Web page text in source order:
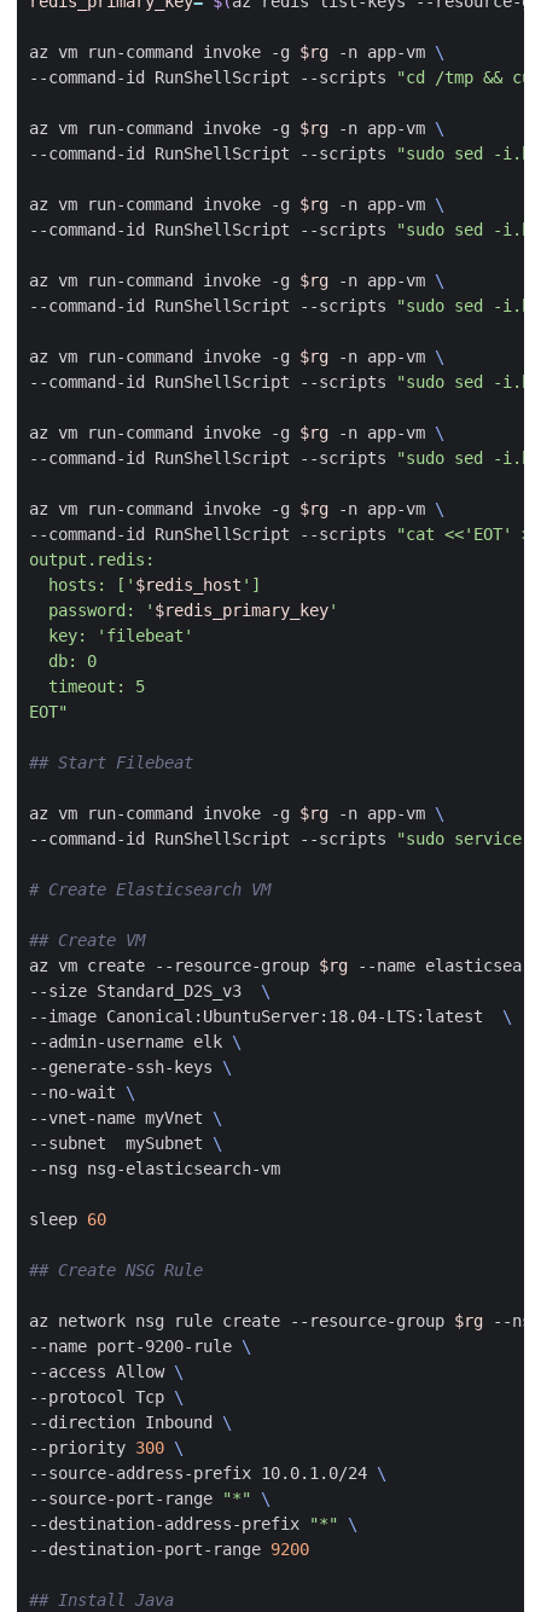
az vm run-command invoke -g $rg -n app-vm
--command-id RunShellScript --scripts
"cd /tmp &&
az vm run-command invoke -g $rg -n app-vm
--command-id RunShellScript --scripts
"sudo sed -
az vm run-command invoke -g $rg -n app-vm
--command-id RunShellScript --scripts
"sudo sed -
az vm run-command invoke -g $rg -n app-vm
--command-id RunShellScript --scripts
"sudo sed -
az vm run-command invoke -g $rg -n app-vm
--command-id RunShellScript --scripts
"sudo sed -
az vm run-command invoke -g $rg -n app-vm
--command-id RunShellScript --scripts
"sudo sed -
az vm run-command invoke -g $rg -n app-vm
--command-id RunShellScript --scripts
  hosts: ['
$redis_host
  password: '
$redis_primary_key
EOT"
## Start Filebeat
az vm run-command invoke -g $rg -n app-vm
--command-id RunShellScript --scripts
"sudo
# Create Elasticsearch VM
## Create VM
az vm create --resource-group $rg --name
--size Standard_D2S_v3
--image Canonical:UbuntuServer:18.04-LTS:latest
--admin-username elk
--generate-ssh-keys
--no-wait
--vnet-name myVnet
--subnet  mySubnet
sleep 60
## Create NSG Rule
az network nsg rule create --resource-group $rg --
--name port-9200-rule
--access Allow
--protocol Tcp
--direction Inbound
--priority 300
--source-address-prefix 10.0.1.0/24
--source-port-range
"*"
--destination-address-prefix
"*"
--destination-port-range 9200
## Install Java